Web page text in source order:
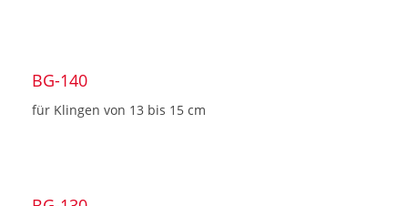
BG-140
für Klingen von 13 bis 15 cm